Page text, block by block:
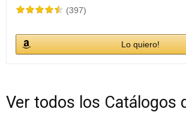
(397)
Lo quiero!
Ver todos los Catálogos